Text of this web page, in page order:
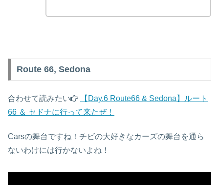
Route 66, Sedona
合わせて読みたい
【Day.6 Route66 & Sedona】ルート
66 ＆ セドナに行って来たぜ！
Carsの舞台ですね！チビの大好きなカーズの舞台を通ら
ないわけには行かないよね！